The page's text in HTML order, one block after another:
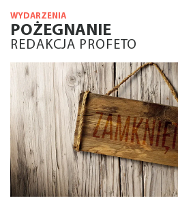
WYDARZENIA
POŻEGNANIE
REDAKCJA PROFETO